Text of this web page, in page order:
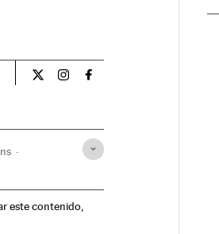
Internacional El País Brasil en
Internacional El País Brasil
Internacional El País
este contenido,